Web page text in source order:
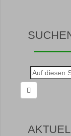
Suche
nach: